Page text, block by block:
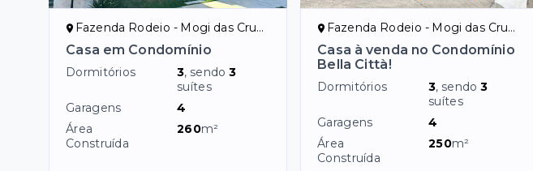
Fazenda Rodeio - Mogi das Cruzes/SP
Casa em Condomínio
Dormitórios 3, sendo3
suítes
Garagens
4
Área
Construída
260m²
Fazenda Rodeio - Mogi das Cruzes/SP
Casa à venda no Condomínio
Bella Città!
Dormitórios 3, sendo3
suítes
Garagens
4
Área
Construída
250m²